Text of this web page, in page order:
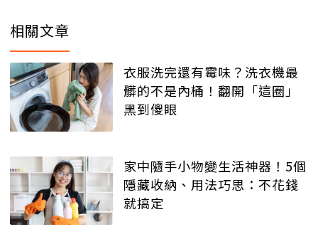
相關文章
衣服洗完還有霉味？洗衣機最
髒的不是內桶！翻開「這圈」
黑到傻眼
家中隨手小物變生活神器！5個
隱藏收納、用法巧思：不花錢
就搞定